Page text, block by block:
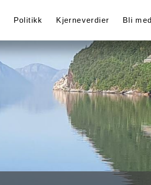
Politikk Kjerneverdier Bli